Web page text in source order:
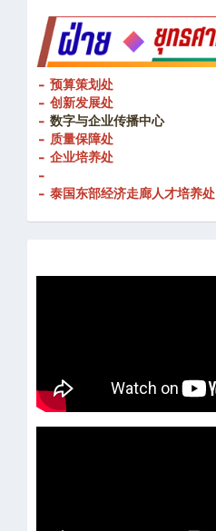
- 预算策划处
- 创新发展处
- 数字与企业传播中心
- 质量保障处
- 企业培养处
-
- 泰国东部经济走廊人才培养处